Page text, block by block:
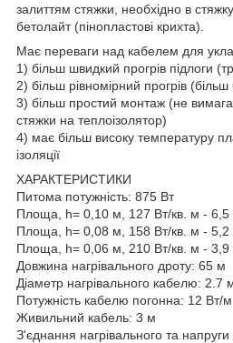
залиттям стяжки, необхідно в
бетолайт (пінопластові крихта).
Має переваги над кабелем для
1) більш швидкий прогрів підлоги
2) більш рівномірний прогрів
3) більш простий монтаж (не
стяжки на теплоізолятор)
4) має більш високу температуру
ізоляції
ХАРАКТЕРИСТИКИ
Питома потужність: 875 Вт
Площа, h= 0,10 м, 127 Вт/кв. м - 6,5
Площа, h= 0,08 м, 158 Вт/кв. м - 5,2
Площа, h= 0,06 м, 210 Вт/кв. м - 3,9
Довжина нагрівального дроту: 65 м
Діаметр нагрівального кабелю: 2.7
Потужність кабелю погонна: 12 Вт/м
Живильний кабель: 3 м
З'єднання нагрівального та